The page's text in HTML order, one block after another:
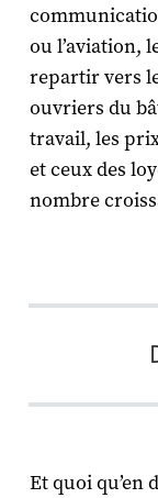
ou l’aviation,
repartir vers
ouvriers du
travail, les
et ceux des
nombre
Et quoi qu’en